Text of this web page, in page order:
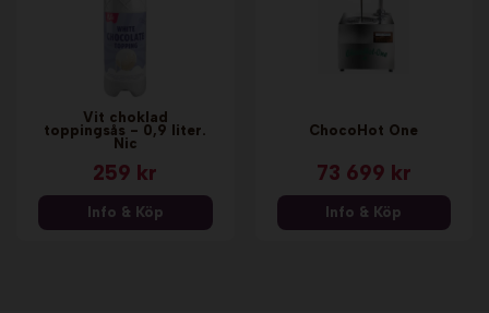
Vit choklad
toppingsås - 0,9 liter.
Nic
259 kr
Info & Köp
ChocoHot One
73 699 kr
Info & Köp